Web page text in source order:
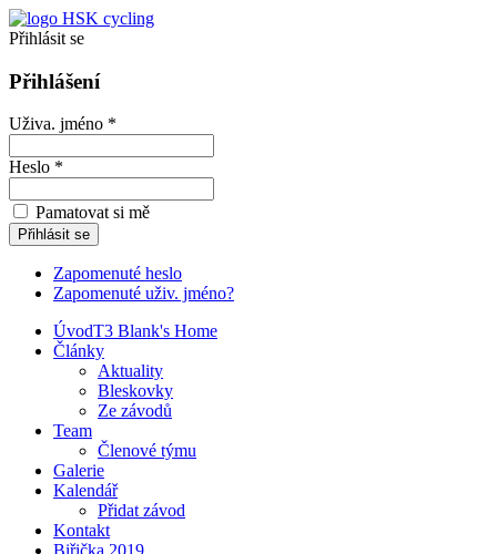
Přihlásit se
Přihlášení
Uživa. jméno *
Heslo *
Pamatovat si mě
Zapomenuté heslo
Zapomenuté uživ. jméno?
ÚvodT3 Blank's Home
Články
Aktuality
Bleskovky
Ze závodů
Team
Členové týmu
Galerie
Kalendář
Přidat závod
Kontakt